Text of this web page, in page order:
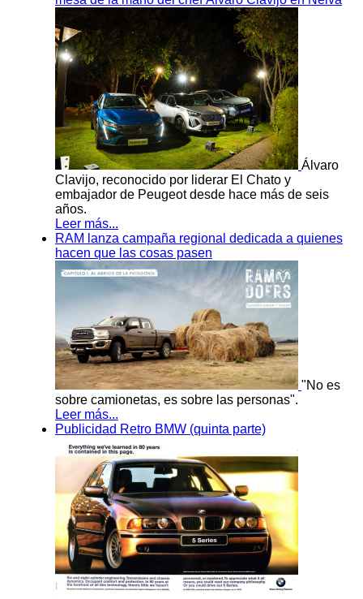
Álvaro
Clavijo, reconocido por liderar El Chato y
embajador de Peugeot desde hace más de seis
años.
Leer más...
RAM lanza campaña regional dedicada a quienes
hacen que las cosas pasen
"No es
sobre camionetas, es sobre las personas".
Leer más...
Publicidad Retro BMW (quinta parte)